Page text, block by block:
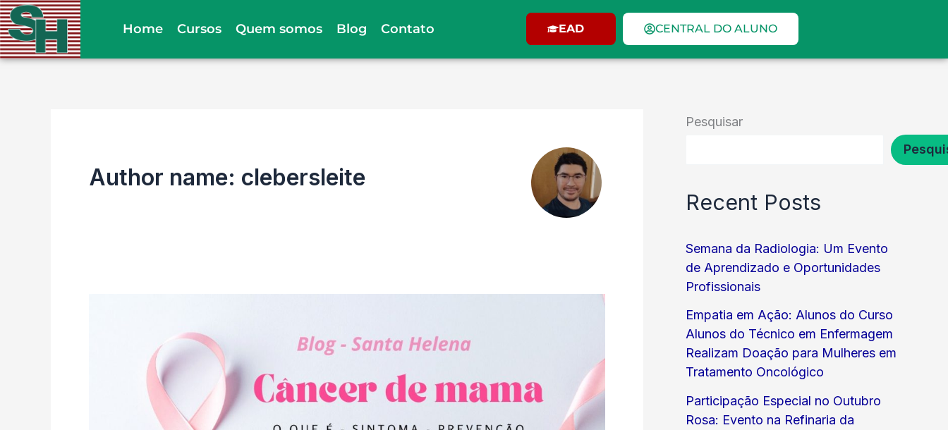
Ir
para
o
Home Cursos Quem somos Blog Contato EAD CENTRAL DO ALUNO
Author name: clebersleite
Pesquisar
Recent Posts
Semana da Radiologia: Um Evento
de Aprendizado e Oportunidades
Profissionais
Empatia em Ação: Alunos do Curso
Alunos do Técnico em Enfermagem
Realizam Doação para Mulheres em
Tratamento Oncológico
Participação Especial no Outubro
Rosa: Evento na Refinaria da